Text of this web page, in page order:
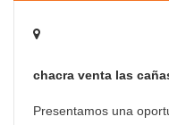
chacra venta las
Presentamos una